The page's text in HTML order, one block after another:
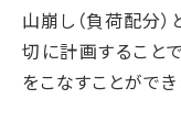
山崩し（負荷配分
切に計画すること
をこなすことができ